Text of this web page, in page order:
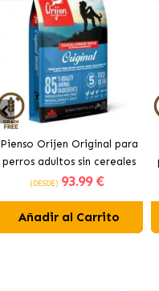
Pienso Orijen Original para
perros adultos sin cereales
de pollo
(DESDE) 93.99 €
Añadir al Carrito